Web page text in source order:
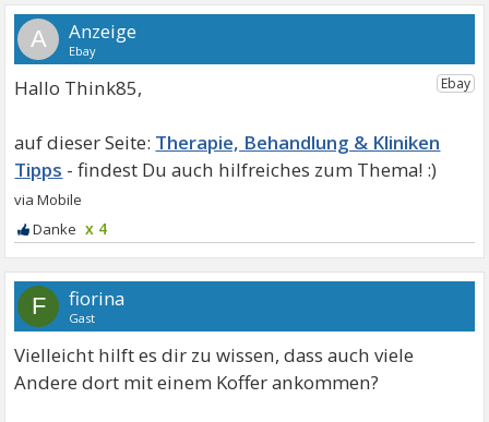
A
Hallo Think85,
Therapie, Behandlung & Kliniken
Tipps
x 4
F fiorina
Gast
Vielleicht hilft es dir zu wissen, dass auch viele
Andere dort mit einem Koffer ankommen?